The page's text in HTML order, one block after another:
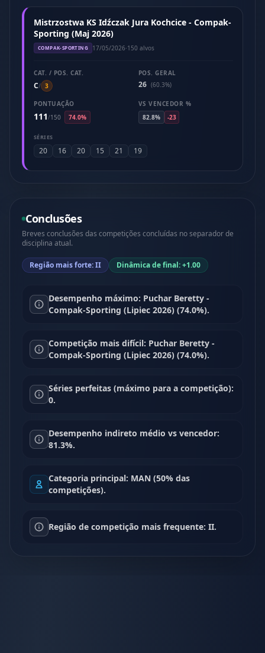
Mistrzostwa KS Idźczak Jura Kochcice - Compak-
Sporting (Maj 2026)
COMPAK-SPORTING 17/05/2026·150 alvos
CAT. / POS. CAT.
C/ 3
POS. GERAL
26 (60.3%)
PONTUAÇÃO
111/150 74.0%
VS VENCEDOR %
82.8%
-23
SÉRIES
20 16 20 15 21 19
Conclusões
Breves conclusões das competições concluídas no separador de
disciplina atual.
Região mais forte: II Dinâmica de final: +1.00
Desempenho máximo: Puchar Beretty -
Compak-Sporting (Lipiec 2026) (74.0%).
Competição mais difícil: Puchar Beretty -
Compak-Sporting (Lipiec 2026) (74.0%).
Séries perfeitas (máximo para a competição):
0.
Desempenho indireto médio vs vencedor:
81.3%.
Categoria principal: MAN (50% das
competições).
Região de competição mais frequente: II.